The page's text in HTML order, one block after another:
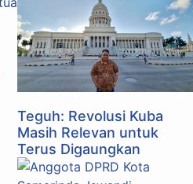
Teguh: Revolusi Kuba
Masih Relevan untuk
Terus Digaungkan